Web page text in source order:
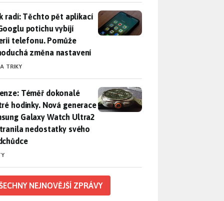
radí: Těchto pět aplikací od Googlu potichu vybíjí baterii
radí: Těchto pět aplikací
potichu vybíjí
telefonu. Pomůže
změna nastavení
TRIKY
Téměř dokonalé chytré hodinky. Nová generace
Téměř dokonalé
hodinky. Nová generace
Galaxy Watch Ultra2
nedostatky svého
NEJNOVĚJŠÍ ZPRÁVY